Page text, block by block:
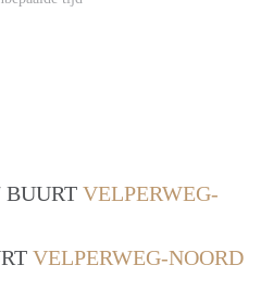
VELPERWEG-
VELPERWEG-NOORD